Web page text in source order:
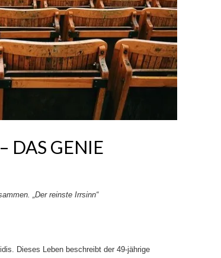
DAS GENIE
„Der reinste Irrsinn“
Dieses Leben beschreibt der 49-jährige